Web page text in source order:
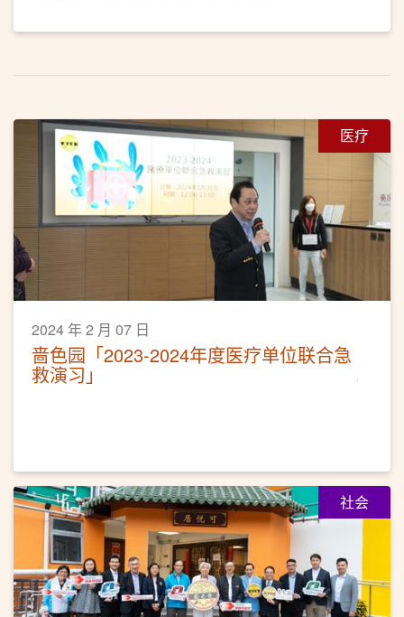
医疗
2024 年 2 月 07 日
啬色园「2023-2024年度医疗单位联合急
救演习」
社会